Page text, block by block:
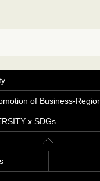
of Business-
x SDGs